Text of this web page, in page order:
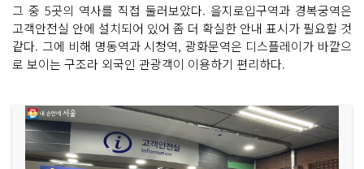
그 중 5곳의 역사를 직접 둘러보았다. 을지로입구역과 경복궁역은
고객안전실 안에 설치되어 있어 좀 더 확실한 안내 표시가 필요할 것
같다. 그에 비해 명동역과 시청역, 광화문역은 디스플레이가 바깥으
로 보이는 구조라 외국인 관광객이 이용하기 편리하다.